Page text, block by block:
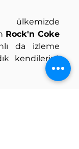
ülkemizde
Rock'n Coke
da izleme
kendilerini.